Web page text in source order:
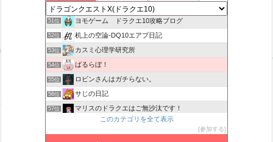
50位 ティルナローグス｜ドラクエ10ブログ！
51位 ヨモゲーム ドラクエ10攻略ブログ
52位 机上の空論-DQ10エアプ日記
53位 カスミ心理学研究所
54位 ばるらぼ！
55位 ロビンさんはガチらない。
56位 サじの日記
57位 マリスのドラクエはご無沙汰です！
TEAM Cloud lx
このカテゴリを全て表示
参加する